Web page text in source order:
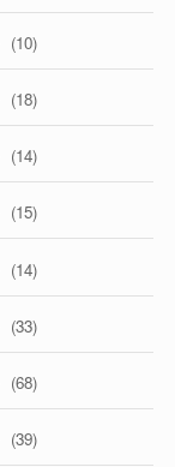
(10)
(18)
(14)
(15)
(14)
(33)
(68)
(39)